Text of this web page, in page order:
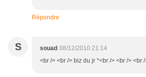
Répondre
S souad 08/12/2010 21:14
<br /> <br /> biz du jr *<br /> <br /> <br